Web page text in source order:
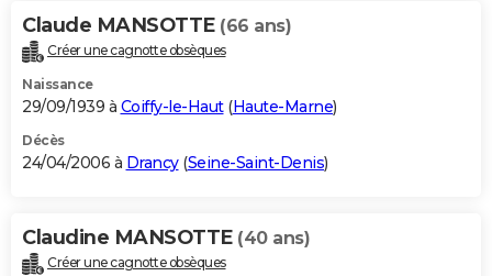
Claude MANSOTTE (66 ans)
Créer une cagnotte obsèques
Naissance
29/09/1939 à Coiffy-le-Haut(Haute-Marne)
Décès
24/04/2006 à Drancy(Seine-Saint-Denis)
Claudine MANSOTTE (40 ans)
Créer une cagnotte obsèques